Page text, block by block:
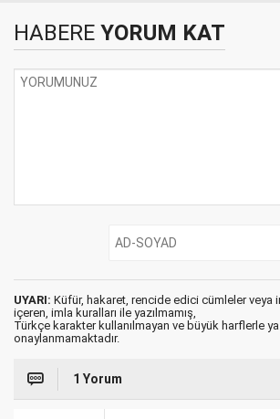
HABERE YORUM KAT
UYARI: Küfür, hakaret, rencide edici cümleler veya
içeren, imla kuralları ile yazılmamış,
Türkçe karakter kullanılmayan ve büyük harflerle
onaylanmamaktadır.
1 Yorum